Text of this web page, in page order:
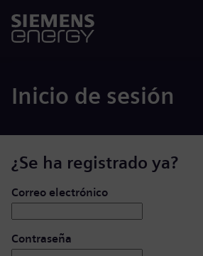
Inicio de sesión
¿Se ha registrado ya?
Iniciar de sesión: usuario y contraseña
Correo electrónico
Contraseña